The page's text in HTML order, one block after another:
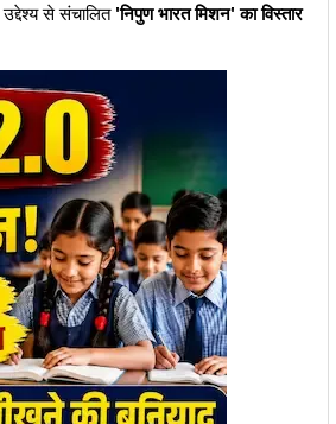
से संचालित 'निपुण भारत मिशन' का विस्तार